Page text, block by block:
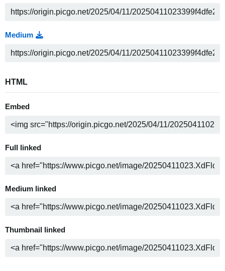
Medium
HTML
Embed
Full linked
Medium linked
Thumbnail linked